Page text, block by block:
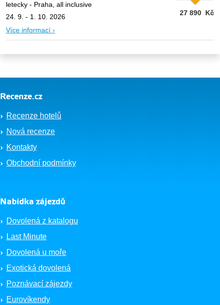
letecky - Praha, all inclusive
24. 9. - 1. 10. 2026
Více informací ›
27 890 Kč
Recenze.cz
Recenze hotelů
Nová recenze
Kontakty
Obchodní podmínky
Nabídka zájezdů
Dovolená z katalogu
Last Minute
Dovolená u moře
Exotická dovolená
Poznávací zájezdy
Eurovíkendy